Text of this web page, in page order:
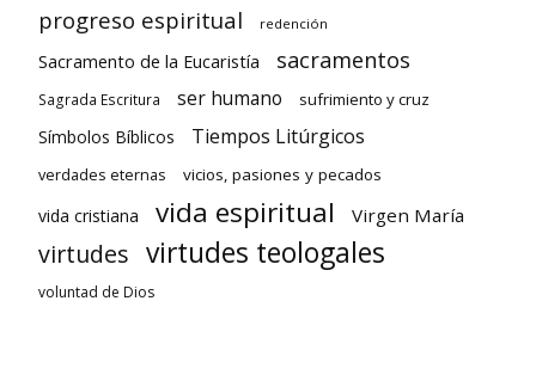
progreso espiritual redención
Sacramento de la Eucaristía sacramentos
Sagrada Escritura ser humano sufrimiento y cruz
Símbolos Bíblicos Tiempos Litúrgicos
verdades eternas vicios, pasiones y pecados
vida cristiana vida espiritual Virgen María
virtudes virtudes teologales
voluntad de Dios